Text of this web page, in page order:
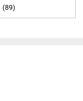
(89)